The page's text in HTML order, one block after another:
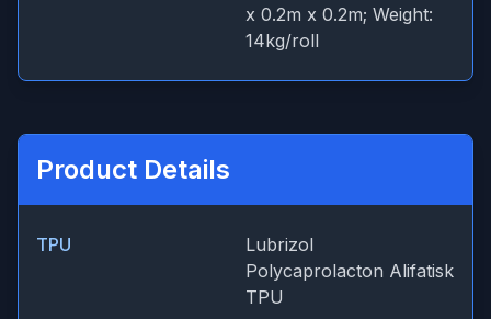
x 0.2m x 0.2m; Weight:
14kg/roll
Product Details
TPU
Lubrizol
Polycaprolacton Alifatisk
TPU